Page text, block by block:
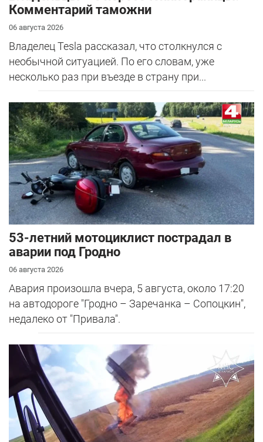
Комментарий таможни
06 августа 2026
Владелец Tesla рассказал, что столкнулся с
необычной ситуацией. По его словам, уже
несколько раз при въезде в страну при...
53-летний мотоциклист пострадал в
аварии под Гродно
06 августа 2026
Авария произошла вчера, 5 августа, около 17:20
на автодороге "Гродно – Заречанка – Сопоцкин",
недалеко от "Привала".